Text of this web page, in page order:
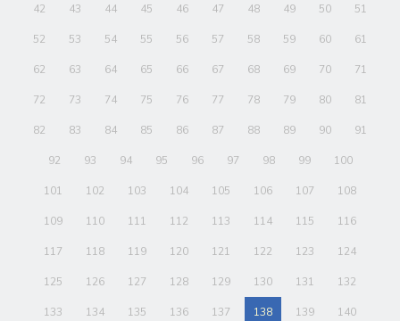
42 43 44 45 46 47 48 49 50 51
52 53 54 55 56 57 58 59 60 61
62 63 64 65 66 67 68 69 70 71
72 73 74 75 76 77 78 79 80 81
82 83 84 85 86 87 88 89 90 91
92 93 94 95 96 97 98 99 100
101 102 103 104 105 106 107 108
109 110 111 112 113 114 115 116
117 118 119 120 121 122 123 124
125 126 127 128 129 130 131 132
133 134 135 136 137 138 139 140